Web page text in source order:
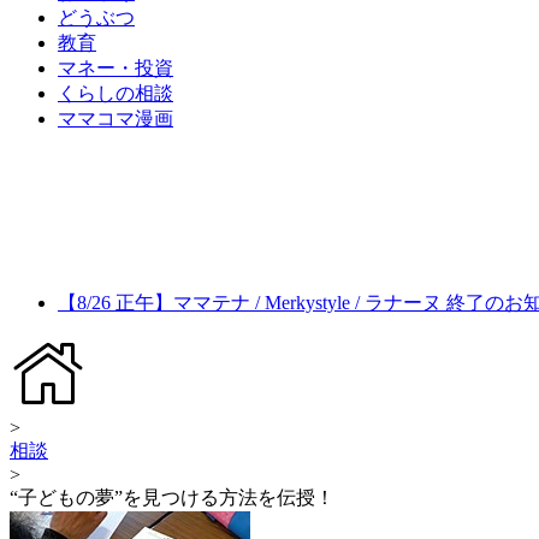
どうぶつ
教育
マネー・投資
くらしの相談
ママコマ漫画
【8/26 正午】ママテナ / Merkystyle / ラナーヌ 終了のお
>
相談
>
“子どもの夢”を見つける方法を伝授！